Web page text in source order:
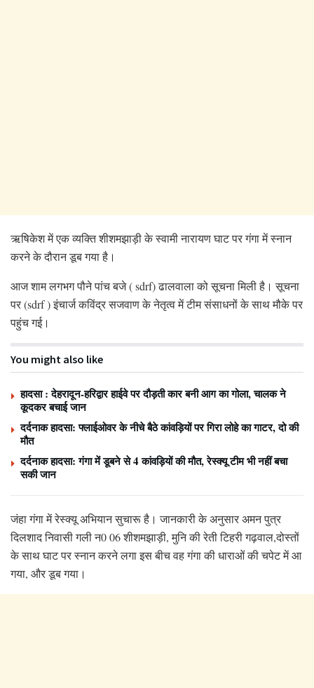
ऋषिकेश में एक व्यक्ति शीशमझाड़ी के स्वामी नारायण घाट पर गंगा में स्नान
करने के दौरान डूब गया है।
आज शाम लगभग पौने पांच बजे ( sdrf) ढालवाला को सूचना मिली है। सूचना
पर (sdrf ) इंचार्ज कविंद्र सजवाण के नेतृत्व में टीम संसाधनों के साथ मौके पर
पहुंच गई।
You might also like
हादसा : देहरादून-हरिद्वार हाईवे पर दौड़ती कार बनी आग का गोला, चालक ने
कूदकर बचाई जान
दर्दनाक हादसा: फ्लाईओवर के नीचे बैठे कांवड़ियों पर गिरा लोहे का गाटर, दो की
मौत
दर्दनाक हादसा: गंगा में डूबने से 4 कांवड़ियों की मौत, रेस्क्यू टीम भी नहीं बचा
सकी जान
जंहा गंगा में रेस्क्यू अभियान सुचारू है। जानकारी के अनुसार अमन पुत्र
दिलशाद निवासी गली न0 06 शीशमझाड़ी, मुनि की रेती टिहरी गढ़वाल,दोस्तों
के साथ घाट पर स्नान करने लगा इस बीच वह गंगा की धाराओं की चपेट में आ
गया, और डूब गया।